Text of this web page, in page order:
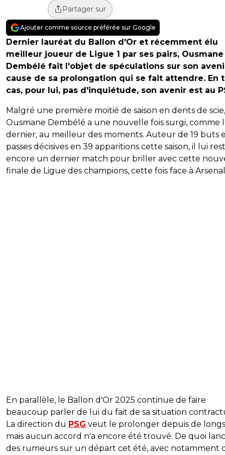
Partager sur
Ajouter comme source préférée sur Google
Dernier lauréat du Ballon d'Or et récemment élu
meilleur joueur de Ligue 1 par ses pairs, Ousmane
Dembélé fait l'objet de spéculations sur son
cause de sa prolongation qui se fait attendre. En
cas, pour lui, pas d'inquiétude, son avenir est au
Malgré une première moitié de saison en dents de scie,
Ousmane Dembélé a une nouvelle fois surgi, comme
dernier, au meilleur des moments. Auteur de 19 buts
passes décisives en 39 apparitions cette saison, il lui
encore un dernier match pour briller avec cette
finale de Ligue des champions, cette fois face à
En parallèle, le Ballon d'Or 2025 continue de faire
beaucoup parler de lui du fait de sa situation
La direction du PSG veut le prolonger depuis de
mais aucun accord n'a encore été trouvé. De quoi
des rumeurs sur un départ cet été, avec notamment